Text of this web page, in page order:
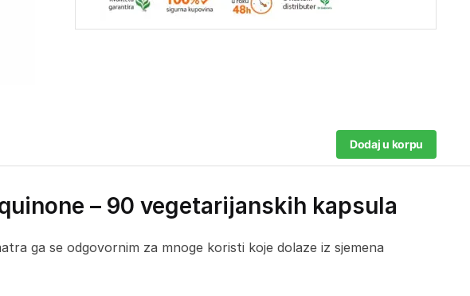
Dodaj u korpu
– 90 vegetarijanskih kapsula
ga se odgovornim za mnoge koristi koje dolaze iz sjemena